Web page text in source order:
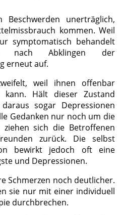
unerträglich,
kommen. Weil
symptomatisch behandelt
nach Abklingen der
erneut auf.
weil ihnen offenbar
kann. Hält dieser Zustand
sogar Depressionen
Gedanken nur noch um die
ziehen sich die Betroffenen
zurück. Die selbst
bewirkt jedoch oft eine
und Depressionen.
Schmerzen noch deutlicher.
sie nur mit einer individuell
durchbrechen.